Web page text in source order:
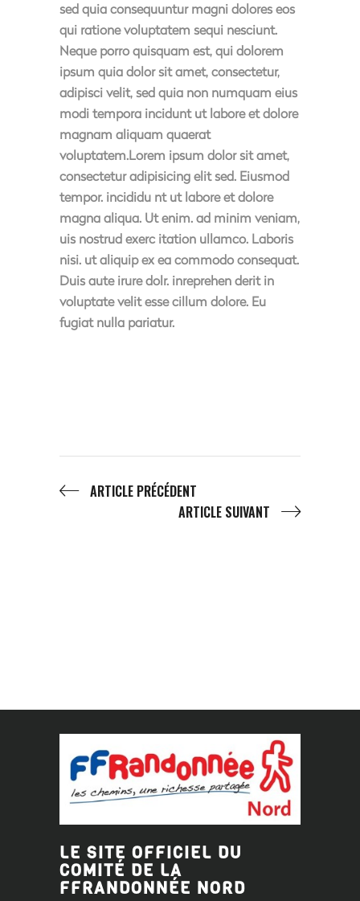
sed quia consequuntur magni dolores eos
qui ratione voluptatem sequi nesciunt.
Neque porro quisquam est, qui dolorem
ipsum quia dolor sit amet, consectetur,
adipisci velit, sed quia non numquam eius
modi tempora incidunt ut labore et dolore
magnam aliquam quaerat
voluptatem.Lorem ipsum dolor sit amet,
consectetur adipisicing elit sed. Eiusmod
tempor. incididu nt ut labore et dolore
magna aliqua. Ut enim. ad minim veniam,
uis nostrud exerc itation ullamco. Laboris
nisi. ut aliquip ex ea commodo consequat.
Duis aute irure dolr. inreprehen derit in
voluptate velit esse cillum dolore. Eu
fugiat nulla pariatur.
ARTICLE PRÉCÉDENT
ARTICLE SUIVANT
LE SITE OFFICIEL DU
COMITÉ DE LA
FFRANDONNÉE NORD